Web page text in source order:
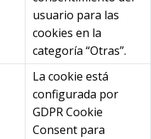
usuario para las
cookies en la
categoría “Otras”.
La cookie está
configurada por
GDPR Cookie
Consent para